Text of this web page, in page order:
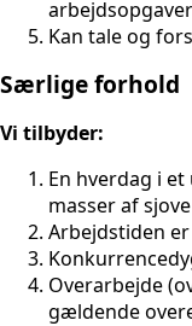
arbejdsopgaver
Kan tale og
Særlige forhold
Vi tilbyder:
En hverdag i
masser af
Arbejdstiden
Overarbejde
gældende